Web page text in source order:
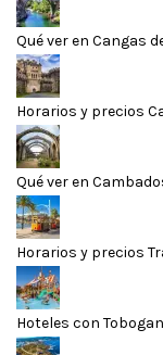
Qué ver en Cangas
Horarios y precios
Qué ver en
Horarios y precios
Hoteles con